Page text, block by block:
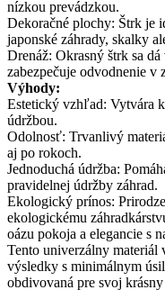
nízkou prevádzkou.
Dekoračné plochy: Štrk je
japonské záhrady, skalky
Drenáž: Okrasný štrk sa
zabezpečuje odvodnenie v
Výhody:
Estetický vzhľad: Vytvára
údržbou.
Odolnosť: Trvanlivý
aj po rokoch.
Jednoduchá údržba:
pravidelnej údržby záhrad.
Ekologický prínos:
ekologickému
oázu pokoja a elegancie s
Tento univerzálny materiál
výsledky s minimálnym
obdivovaná pre svoj